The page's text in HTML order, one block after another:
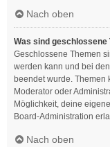
Nach oben
Was sind geschlossene
Geschlossene Themen
werden kann und bei
beendet wurde. Themen
Moderator oder
Möglichkeit, deine
Board-Administration
Nach oben